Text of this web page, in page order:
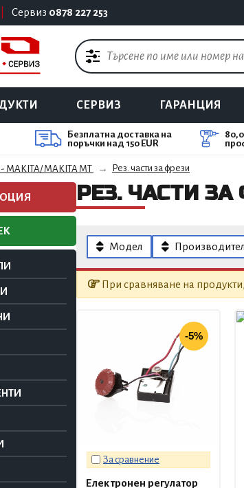
Сервиз 0878 227 253
СЕРВИЗ ГАРАНЦИЯ
Безплатна доставка на
поръчки над 150 EUR
- MAKITA/ MAKITA MT Рез. части за фрези
РЕЗ. ЧАСТИ ЗА
Модел
При сравняване на
-5%
За сравнение
Електронен регулатор